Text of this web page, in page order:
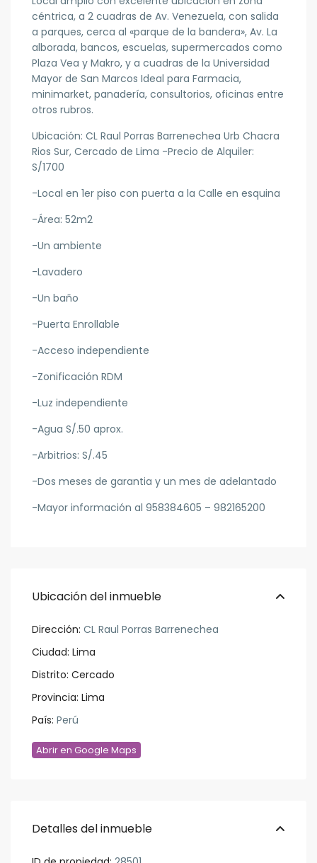
céntrica, a 2 cuadras de Av. Venezuela, con salida
a parques, cerca al «parque de la bandera», Av. La
alborada, bancos, escuelas, supermercados como
Plaza Vea y Makro, y a cuadras de la Universidad
Mayor de San Marcos Ideal para Farmacia,
minimarket, panadería, consultorios, oficinas entre
otros rubros.
Ubicación: CL Raul Porras Barrenechea Urb Chacra
Rios Sur, Cercado de Lima -Precio de Alquiler:
S/1700
-Local en 1er piso con puerta a la Calle en esquina
-Área: 52m2
-Un ambiente
-Lavadero
-Un baño
-Puerta Enrollable
-Acceso independiente
-Zonificación RDM
-Luz independiente
-Agua S/.50 aprox.
-Arbitrios: S/.45
-Dos meses de garantia y un mes de adelantado
-Mayor información al 958384605 – 982165200
Ubicación del inmueble
Dirección: CL Raul Porras Barrenechea
Ciudad: Lima
Distrito: Cercado
Provincia: Lima
País: Perú
Abrir en Google Maps
Detalles del inmueble